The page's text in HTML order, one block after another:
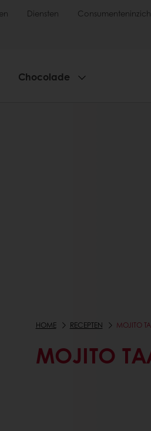
Diensten
Chocolade
HOME RECEPTEN MOJITO
MOJITO